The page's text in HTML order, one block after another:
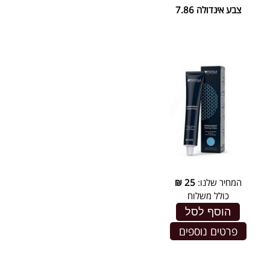
צבע אינדולה 7.86
המחיר שלנו:25
₪
כולל משלוח
הוסף לסל
פרטים נוספים